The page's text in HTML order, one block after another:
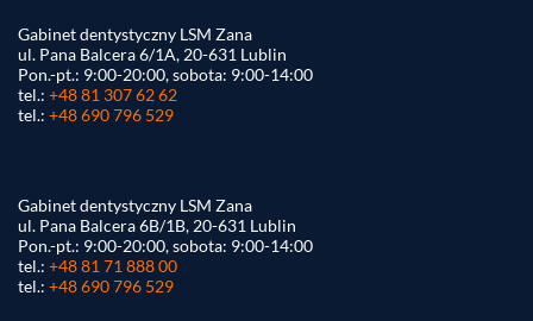
Gabinet dentystyczny LSM Zana
ul. Pana Balcera 6/1A, 20-631 Lublin
Pon.-pt.: 9:00-20:00, sobota: 9:00-14:00
tel.: +48 81 307 62 62
tel.: +48 690 796 529
Gabinet dentystyczny LSM Zana
ul. Pana Balcera 6B/1B, 20-631 Lublin
Pon.-pt.: 9:00-20:00, sobota: 9:00-14:00
tel.: +48 81 71 888 00
tel.: +48 690 796 529